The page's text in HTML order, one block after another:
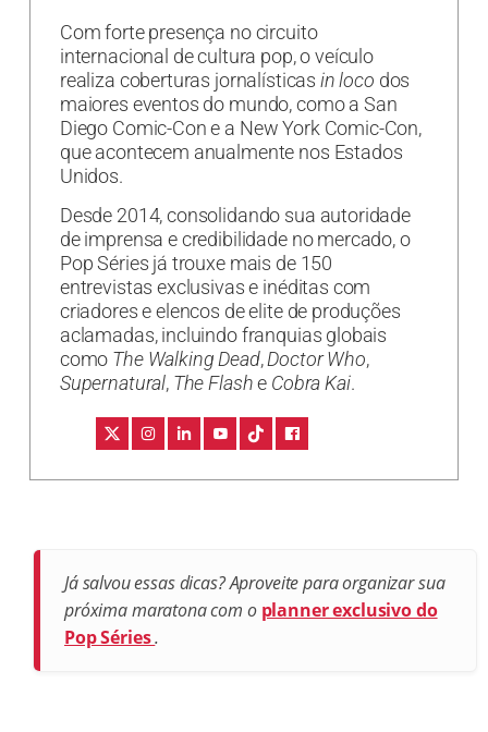
Com forte presença no circuito
internacional de cultura pop, o veículo
realiza coberturas jornalísticas in loco dos
maiores eventos do mundo, como a San
Diego Comic-Con e a New York Comic-Con,
que acontecem anualmente nos Estados
Unidos.
Desde 2014, consolidando sua autoridade
de imprensa e credibilidade no mercado, o
Pop Séries já trouxe mais de 150
entrevistas exclusivas e inéditas com
criadores e elencos de elite de produções
aclamadas, incluindo franquias globais
como The Walking Dead,Doctor Who,
Supernatural, The Flashe Cobra Kai.
Já salvou essas dicas? Aproveite para organizar sua
próxima maratona com o planner exclusivo do
Pop Séries.